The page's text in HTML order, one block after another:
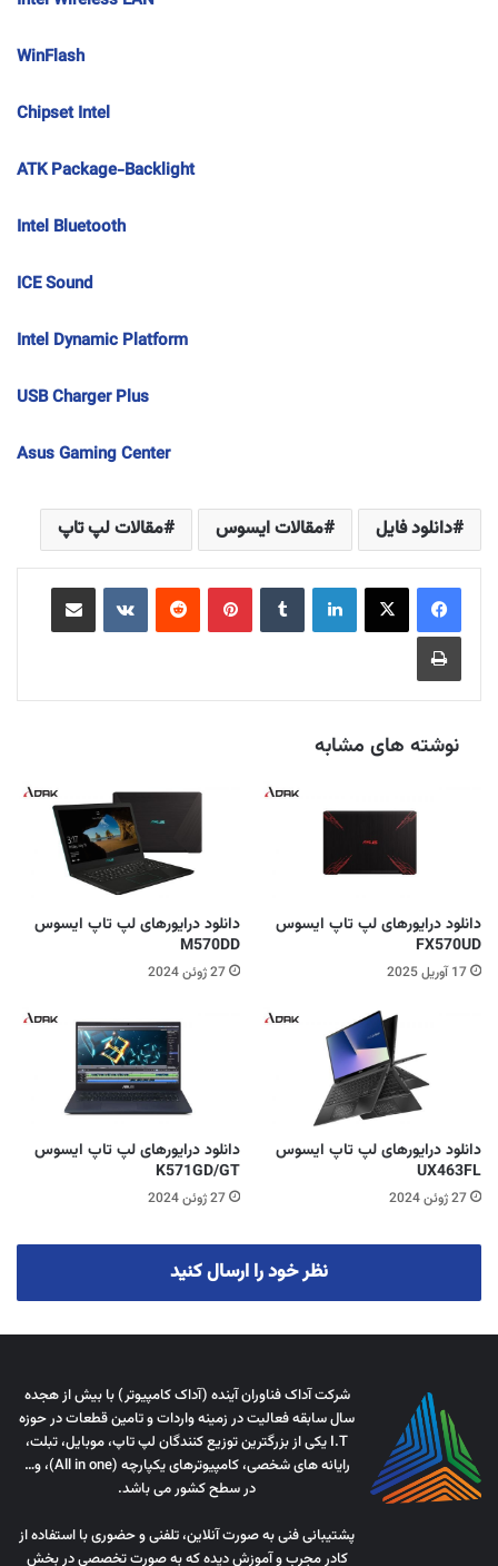
WinFlash
Chipset Intel
ATK Package-Backlight
Intel Bluetooth
ICE Sound
Intel Dynamic Platform
USB Charger Plus
Asus Gaming Center
دانلود فایل مقالات ایسوس مقالات لپ تاپ
لینکدین ‫پین‌ترست ‫رددیت
چاپ
نوشته های مشابه
دانلود درایورهای لپ تاپ ایسوس
FX570UD
17 آوریل 2025
دانلود درایورهای لپ تاپ ایسوس
M570DD
27 ژوئن 2024
دانلود درایورهای لپ تاپ ایسوس
UX463FL
27 ژوئن 2024
دانلود درایورهای لپ تاپ ایسوس
K571GD/GT
27 ژوئن 2024
نظر خود را ارسال کنید
شرکت آداک فناوران آینده (آداک کامپیوتر) با بیش از هجده
سال سابقه فعالیت در زمینه واردات و تامین قطعات در حوزه
I.T یکی از بزرگترین توزیع کنندگان لپ تاپ، موبایل، تبلت،
رایانه های شخصی، کامپیوترهای یکپارچه (All in one)، و…
در سطح کشور می باشد.
پشتیبانی فنی به صورت آنلاین، تلفنی و حضوری با استفاده از
کادر مجرب و آموزش دیده که به صورت تخصصی در بخش